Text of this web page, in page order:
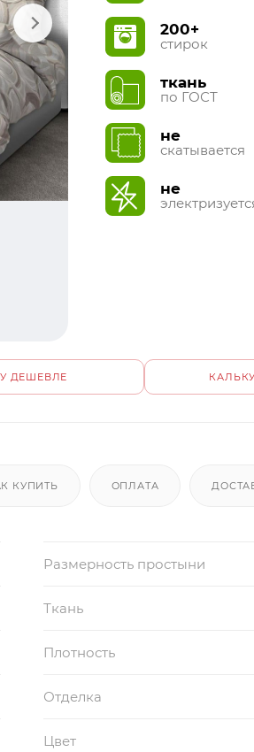
200+
стирок
ткань
по ГОСТ
не
скатывается
не
ДЕШЕВЛЕ
КУПИТЬ ОПЛАТА
Размерность простыни
Ткань
Плотность
Отделка
Цвет